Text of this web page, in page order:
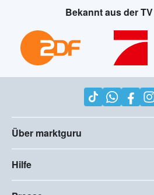
Bekannt aus der
Über marktguru
Hilfe